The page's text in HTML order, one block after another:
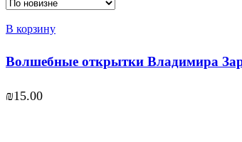
В корзину
Волшебные открытки Владимира
₪15.00